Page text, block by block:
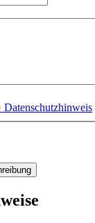
Datenschutzhinweis